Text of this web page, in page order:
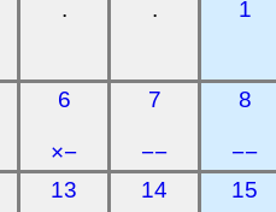
. . 1
6
×−
7
−−
8
−−
13 14 15